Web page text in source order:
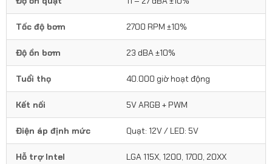
Tốc độ bơm 2700 RPM ±10%
Độ ồn bơm 23 dBA ±10%
Tuổi thọ 40.000 giờ hoạt động
Kết nối 5V ARGB + PWM
Điện áp định mức Quạt: 12V / LED: 5V
Hỗ trợ Intel LGA 115X, 1200, 1700, 20XX